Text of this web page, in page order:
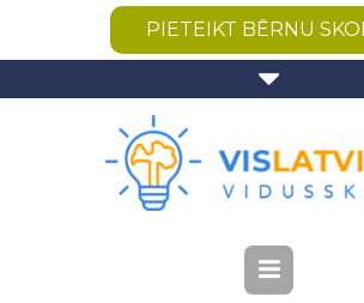
PIETEIKT BĒRNU